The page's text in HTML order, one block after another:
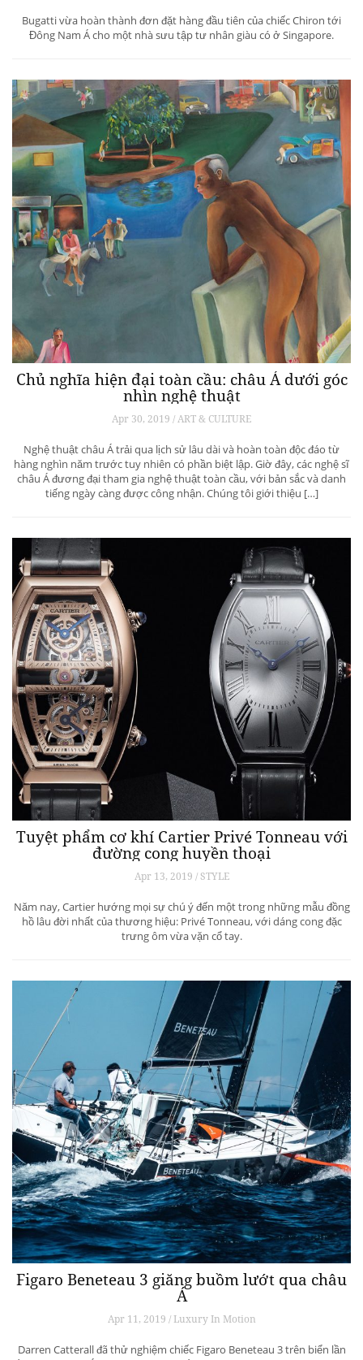
Bugatti vừa hoàn thành đơn đặt hàng đầu tiên của chiếc Chiron tới
Đông Nam Á cho một nhà sưu tập tư nhân giàu có ở Singapore.
Chủ nghĩa hiện đại toàn cầu: châu Á dưới góc
nhìn nghệ thuật
Apr 30, 2019 / ART & CULTURE
Nghệ thuật châu Á trải qua lịch sử lâu dài và hoàn toàn độc đáo từ
hàng nghìn năm trước tuy nhiên có phần biệt lập. Giờ đây, các nghệ sĩ
châu Á đương đại tham gia nghệ thuật toàn cầu, với bản sắc và danh
tiếng ngày càng được công nhận. Chúng tôi giới thiệu […]
Tuyệt phẩm cơ khí Cartier Privé Tonneau với
đường cong huyền thoại
Apr 13, 2019 / STYLE
Năm nay, Cartier hướng mọi sự chú ý đến một trong những mẫu đồng
hồ lâu đời nhất của thương hiệu: Privé Tonneau, với dáng cong đặc
trưng ôm vừa vặn cổ tay.
Figaro Beneteau 3 giăng buồm lướt qua châu
Á
Apr 11, 2019 / Luxury In Motion
Darren Catterall đã thử nghiệm chiếc Figaro Beneteau 3 trên biển lần